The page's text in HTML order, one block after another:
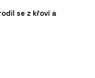
se z křoví a